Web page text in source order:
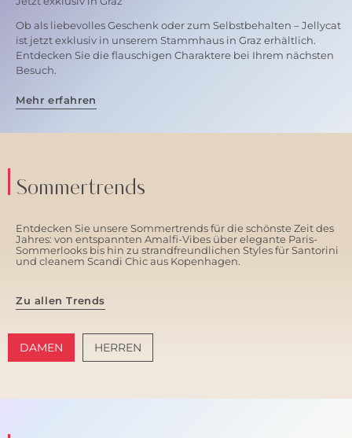
Ob als liebevolles Geschenk oder zum Selbstbehalten – Jellycat
ist jetzt exklusiv in unserem Stammhaus in Graz erhältlich.
Entdecken Sie die flauschigen Charaktere bei Ihrem nächsten
Besuch.
Mehr erfahren
Sommertrends
Entdecken Sie unsere Sommertrends für die schönste Zeit des
Jahres: von entspannten Amalfi-Vibes über elegante Paris-
Sommerlooks bis hin zu strandfreundlichen Styles für Santorini
und cleanem Scandi Chic aus Kopenhagen.
Zu allen Trends
DAMEN HERREN